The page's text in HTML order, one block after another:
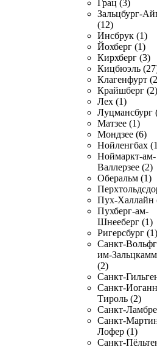
Грац (3)
Зальцбург-
(12)
Инсбрук (1)
Йохберг (1)
Кирхберг (3)
Кицбюэль
Клагенфурт
Крайшберг (2)
Лех (1)
Луцмансбург
Матзее (1)
Мондзее (6)
Нойленгбах
Ноймаркт-ам-
Валлерзее (2)
Оберальм (1)
Пух-Халлайн
Пухберг-ам-
Шнееберг (1)
Ригерсбург (1)
Санкт-
им-
(2)
Санкт-
Санкт-
Тироль (2)
Санкт-
Санкт-
Лофер (1)
Санкт-